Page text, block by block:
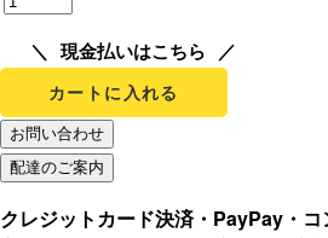
現金払いはこちら
カートに入れる
クレジットカード決済・PayPay・